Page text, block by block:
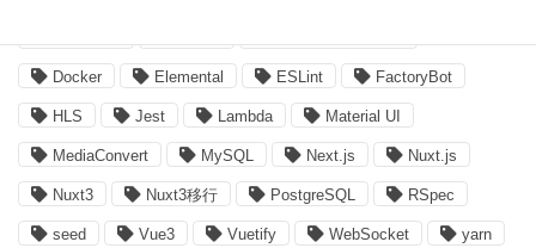
Docker Elemental ESLint FactoryBot
HLS Jest Lambda Material UI
MediaConvert MySQL Next.js Nuxt.js
Nuxt3 Nuxt3移行 PostgreSQL RSpec
seed Vue3 Vuetify WebSocket yarn